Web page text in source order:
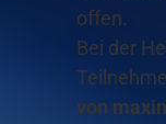
offen.
Bei der
von